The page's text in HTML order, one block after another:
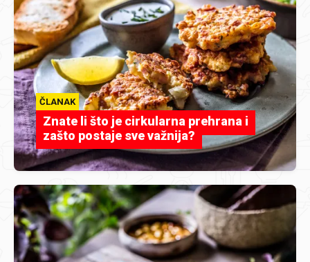
ČLANAK
Znate li što je cirkularna prehrana i
zašto postaje sve važnija?